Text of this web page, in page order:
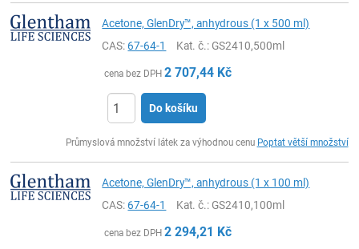
Acetone, GlenDry™, anhydrous (1 x 500 ml)
CAS:67-64-1 Kat. č.: GS2410,500ml
cena bez DPH 2 707,44 Kč
Do košíku
Průmyslová množství látek za výhodnou cenu Poptat větší množství
Acetone, GlenDry™, anhydrous (1 x 100 ml)
CAS:67-64-1 Kat. č.: GS2410,100ml
cena bez DPH 2 294,21 Kč